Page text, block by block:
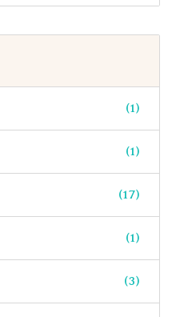
(1)
(1)
(17)
(1)
(3)